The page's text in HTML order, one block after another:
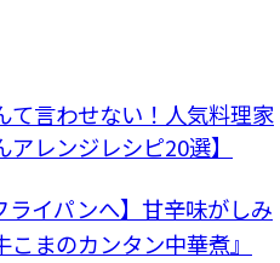
て言わせない！人気料理家
レンジレシピ20選】